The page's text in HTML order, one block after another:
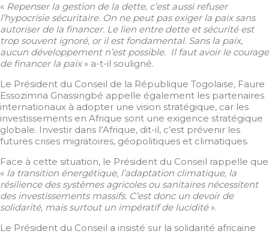
« Repenser la gestion de la dette, c’est aussi refuser
l’hypocrisie sécuritaire. On ne peut pas exiger la paix sans
autoriser de la financer. Le lien entre dette et sécurité est
trop souvent ignoré, or il est fondamental. Sans la paix,
aucun développement n’est possible. Il faut avoir le courage
de financer la paix» a-t-il souligné.
Le Président du Conseil de la République Togolaise, Faure
Essozimna Gnassingbé appelle également les partenaires
internationaux à adopter une vision stratégique, car les
investissements en Afrique sont une exigence stratégique
globale. Investir dans l’Afrique, dit-il, c’est prévenir les
futures crises migratoires, géopolitiques et climatiques.
Face à cette situation, le Président du Conseil rappelle que
« la transition énergétique, l’adaptation climatique, la
résilience des systèmes agricoles ou sanitaires nécessitent
des investissements massifs. C’est donc un devoir de
solidarité, mais surtout un impératif de lucidité».
Le Président du Conseil a insisté sur la solidarité africaine